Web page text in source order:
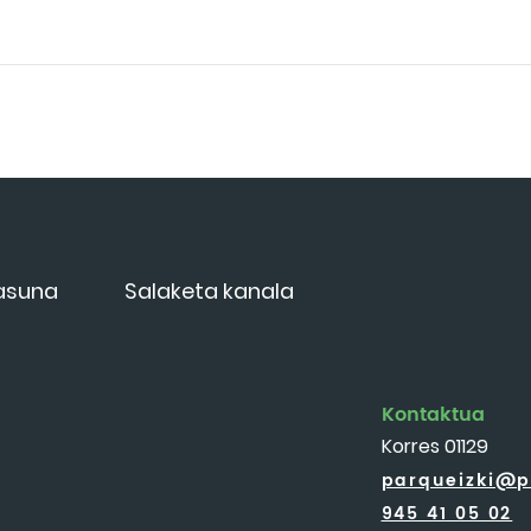
Salaketa kanala
Kontaktua
Korres 01129
945 41 05 02